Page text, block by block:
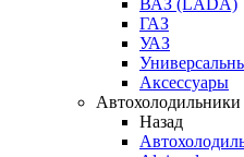
ВАЗ (LADA)
ГАЗ
УАЗ
Аксессуары
Автохолодильники
Назад